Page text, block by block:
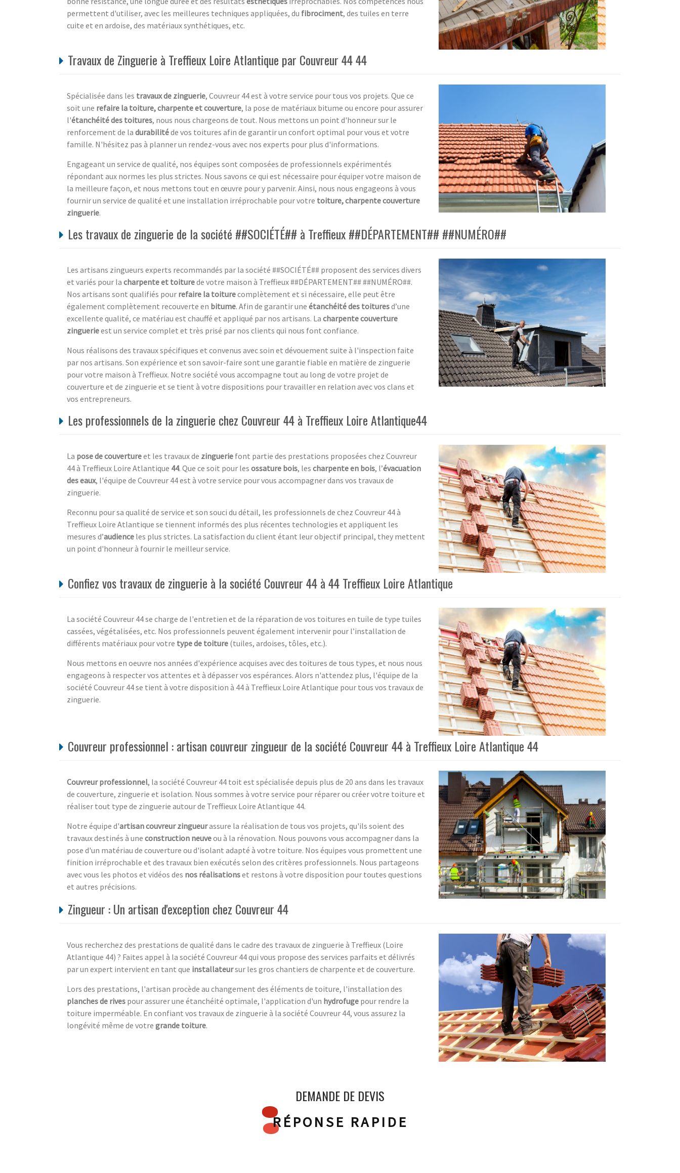
permettent d'utiliser, avec les meilleures techniques appliquées, du fibrociment, des tuiles en terre
cuite et en ardoise, des matériaux synthétiques, etc.
Travaux de Zinguerie à Treffieux Loire Atlantique par Couvreur 44 44
Spécialisée dans les travaux de zinguerie, Couvreur 44 est à votre service pour tous vos projets. Que ce
soit une refaire la toiture, charpente et couverture, la pose de matériaux bitume ou encore pour assurer
l'étanchéité des toitures, nous nous chargeons de tout. Nous mettons un point d'honneur sur le
renforcement de la durabilitéde vos toitures afin de garantir un confort optimal pour vous et votre
famille. N'hésitez pas à planner un rendez-vous avec nos experts pour plus d'informations.
Engageant un service de qualité, nos équipes sont composées de professionnels expérimentés
répondant aux normes les plus strictes. Nous savons ce qui est nécessaire pour équiper votre maison de
la meilleure façon, et nous mettons tout en œuvre pour y parvenir. Ainsi, nous nous engageons à vous
fournir un service de qualité et une installation irréprochable pour votre toiture, charpente couverture
zinguerie.
Les travaux de zinguerie de la société ##SOCIÉTÉ## à Treffieux ##DÉPARTEMENT## ##NUMÉRO##
Les artisans zingueurs experts recommandés par la société ##SOCIÉTÉ## proposent des services divers
et variés pour la charpente et toiturede votre maison à Treffieux ##DÉPARTEMENT## ##NUMÉRO##.
Nos artisans sont qualifiés pour refaire la toiturecomplètement et si nécessaire, elle peut être
également complètement recouverte en bitume. Afin de garantir une étanchéité des toituresd’une
excellente qualité, ce matériau est chauffé et appliqué par nos artisans. La charpente couverture
zinguerieest un service complet et très prisé par nos clients qui nous font confiance.
Nous réalisons des travaux spécifiques et convenus avec soin et dévouement suite à l'inspection faite
par nos artisans. Son expérience et son savoir-faire sont une garantie fiable en matière de zinguerie
pour votre maison à Treffieux. Notre société vous accompagne tout au long de votre projet de
couverture et de zinguerie et se tient à votre dispositions pour travailler en relation avec vos clans et
vos entrepreneurs.
Les professionnels de la zinguerie chez Couvreur 44 à Treffieux Loire Atlantique44
La pose de couvertureet les travaux de zinguerie font partie des prestations proposées chez Couvreur
44 à Treffieux Loire Atlantique 44. Que ce soit pour les ossature bois, les charpente en bois, l’évacuation
des eaux, l'équipe de Couvreur 44 est à votre service pour vous accompagner dans vos travaux de
zinguerie.
Reconnu pour sa qualité de service et son souci du détail, les professionnels de chez Couvreur 44 à
Treffieux Loire Atlantique se tiennent informés des plus récentes technologies et appliquent les
mesures d’audience les plus strictes. La satisfaction du client étant leur objectif principal, they mettent
un point d'honneur à fournir le meilleur service.
Confiez vos travaux de zinguerie à la société Couvreur 44 à 44 Treffieux Loire Atlantique
La société Couvreur 44 se charge de l'entretien et de la réparation de vos toitures en tuile de type tuiles
cassées, végétalisées, etc. Nos professionnels peuvent également intervenir pour l’installation de
différents matériaux pour votre type de toiture (tuiles, ardoises, tôles, etc.).
Nous mettons en oeuvre nos années d'expérience acquises avec des toitures de tous types, et nous nous
engageons à respecter vos attentes et à dépasser vos espérances. Alors n'attendez plus, l'équipe de la
société Couvreur 44 se tient à votre disposition à 44 à Treffieux Loire Atlantique pour tous vos travaux de
zinguerie.
Couvreur professionnel : artisan couvreur zingueur de la société Couvreur 44 à Treffieux Loire Atlantique 44
Couvreur professionnel, la société Couvreur 44 toit est spécialisée depuis plus de 20 ans dans les travaux
de couverture, zinguerie et isolation. Nous sommes à votre service pour réparer ou créer votre toiture et
réaliser tout type de zinguerie autour de Treffieux Loire Atlantique 44.
Notre équipe d'artisan couvreur zingueurassure la réalisation de tous vos projets, qu'ils soient des
travaux destinés à une construction neuveou à la rénovation. Nous pouvons vous accompagner dans la
pose d'un matériau de couverture ou d'isolant adapté à votre toiture. Nos équipes vous promettent une
finition irréprochable et des travaux bien exécutés selon des critères professionnels. Nous partageons
avec vous les photos et vidéos des nos réalisationset restons à votre disposition pour toutes questions
et autres précisions.
Zingueur : Un artisan d'exception chez Couvreur 44
Vous recherchez des prestations de qualité dans le cadre des travaux de zinguerie à Treffieux (Loire
Atlantique 44) ? Faites appel à la société Couvreur 44 qui vous propose des services parfaits et délivrés
par un expert intervient en tant que installateursur les gros chantiers de charpente et de couverture.
Lors des prestations, l'artisan procède au changement des éléments de toiture, l'installation des
planches de rives pour assurer une étanchéité optimale, l'application d'un hydrofuge pour rendre la
toiture imperméable. En confiant vos travaux de zinguerie à la société Couvreur 44, vous assurez la
longévité même de votre grande toiture.
DEMANDE DE DEVIS
RÉPONSE RAPIDE